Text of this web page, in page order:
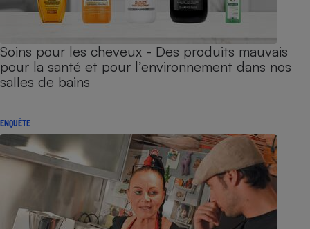
Soins pour les cheveux - Des produits mauvais
pour la santé et pour l’environnement dans nos
salles de bains
ENQUÊTE